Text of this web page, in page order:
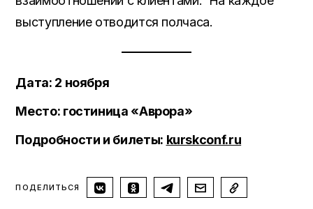
выступление отводится полчаса.
Дата: 2 ноября
Место: гостиница «Аврора»
Подробности и билеты: kurskconf.ru
ПОДЕЛИТЬСЯ